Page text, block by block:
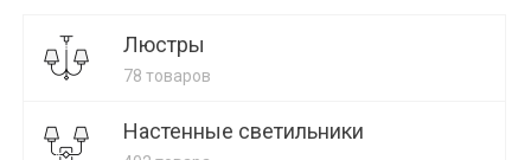
Люстры
78 товаров
Настенные светильники